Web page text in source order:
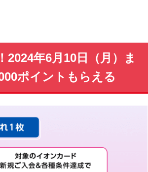
年6月10日（月）ま
ポイントもらえる